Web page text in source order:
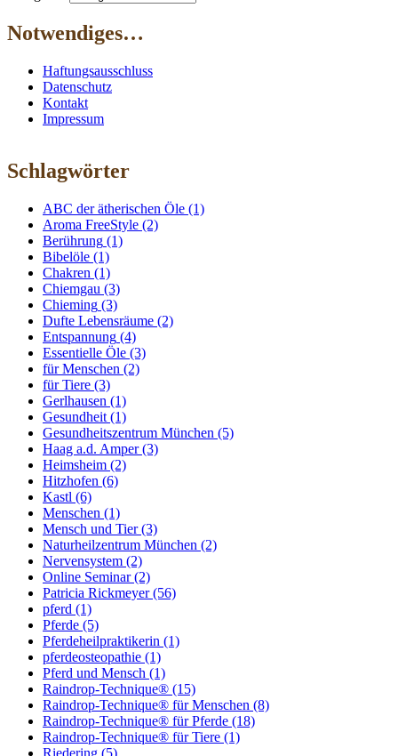
Notwendiges…
Haftungsausschluss
Datenschutz
Kontakt
Impressum
Schlagwörter
ABC der ätherischen Öle (1)
Aroma FreeStyle (2)
Berührung (1)
Bibelöle (1)
Chakren (1)
Chiemgau (3)
Chieming (3)
Dufte Lebensräume (2)
Entspannung (4)
Essentielle Öle (3)
für Menschen (2)
für Tiere (3)
Gerlhausen (1)
Gesundheit (1)
Gesundheitszentrum München (5)
Haag a.d. Amper(3)
Heimsheim (2)
Hitzhofen (6)
Kastl (6)
Menschen (1)
Mensch und Tier(3)
Naturheilzentrum München (2)
Nervensystem (2)
Online Seminar(2)
Patricia Rickmeyer(56)
pferd (1)
Pferde (5)
Pferdeheilpraktikerin (1)
pferdeosteopathie (1)
Pferd und Mensch (1)
Raindrop-Technique® (15)
Raindrop-Technique® für Menschen (8)
Raindrop-Technique® für Pferde (18)
Raindrop-Technique® für Tiere (1)
Riedering (5)